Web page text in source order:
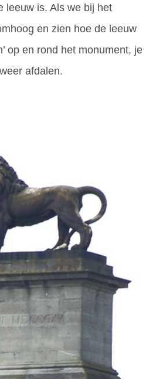
leeuw is. Als we bij het
en zien hoe de leeuw
op en rond het monument, je
afdalen.